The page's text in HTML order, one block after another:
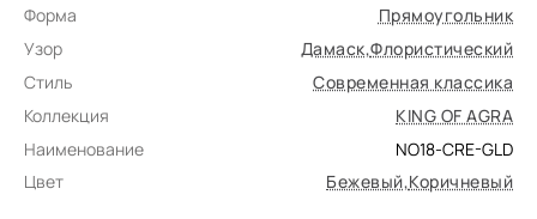
Форма
Прямоугольник
Узор
Дамаск,Флористический
Стиль
Современная классика
Коллекция
KING OF AGRA
Наименование
NO18-CRE-GLD
Цвет
Бежевый,Коричневый